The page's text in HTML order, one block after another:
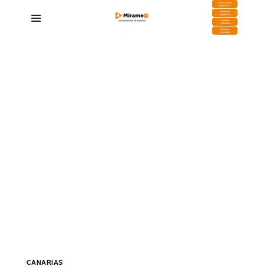
DESCARGA
MIRAPLAY
Buzón de
Sugerencias
Contratar
Publicidad
Contacto
Comercial
CANARIAS